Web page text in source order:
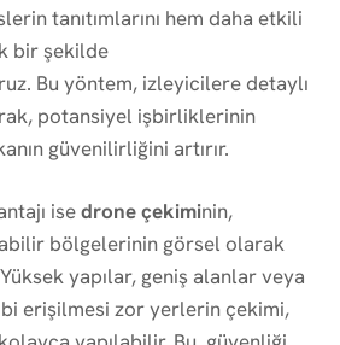
tanıtımlarını hem daha etkili
bir şekilde
Bu yöntem, izleyicilere detaylı
potansiyel işbirliklerinin
güvenilirliğini artırır.
isedrone çekiminin,
bölgelerinin görsel olarak
yapılar, geniş alanlar veya
erişilmesi zor yerlerin çekimi,